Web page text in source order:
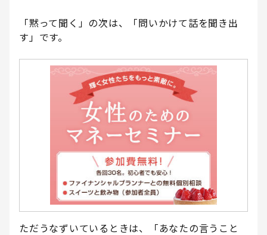
「黙って聞く」の次は、「問いかけて話を聞き出
す」です。
ただうなずいているときは、「あなたの言うこと